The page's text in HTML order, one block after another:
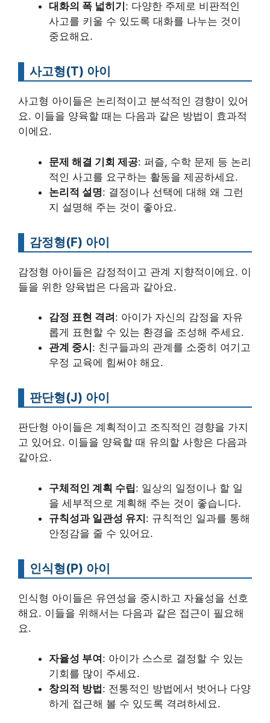
대화의 폭 넓히기 : 다양한 주제로 비판적인
사고를 키울 수 있도록 대화를 나누는 것이
중요해요.
사고형(T) 아이
사고형 아이들은 논리적이고 분석적인 경향이 있어
요. 이들을 양육할 때는 다음과 같은 방법이 효과적
이에요.
문제 해결 기회 제공: 퍼즐, 수학 문제 등 논리
적인 사고를 요구하는 활동을 제공하세요.
논리적 설명: 결정이나 선택에 대해 왜 그런
지 설명해 주는 것이 좋아요.
감정형(F) 아이
감정형 아이들은 감정적이고 관계 지향적이에요. 이
들을 위한 양육법은 다음과 같아요.
감정 표현 격려 : 아이가 자신의 감정을 자유
롭게 표현할 수 있는 환경을 조성해 주세요.
관계 중시 : 친구들과의 관계를 소중히 여기고
우정 교육에 힘써야 해요.
판단형(J) 아이
판단형 아이들은 계획적이고 조직적인 경향을 가지
고 있어요. 이들을 양육할 때 유의할 사항은 다음과
같아요.
구체적인 계획 수립: 일상의 일정이나 할 일
을 세부적으로 계획해 주는 것이 좋습니다.
규칙성과 일관성 유지: 규칙적인 일과를 통해
안정감을 줄 수 있어요.
인식형(P) 아이
인식형 아이들은 유연성을 중시하고 자율성을 선호
해요. 이들을 위해서는 다음과 같은 접근이 필요해
요.
자율성 부여 : 아이가 스스로 결정할 수 있는
기회를 많이 주세요.
창의적 방법 : 전통적인 방법에서 벗어나 다양
하게 접근해 볼 수 있도록 격려하세요.